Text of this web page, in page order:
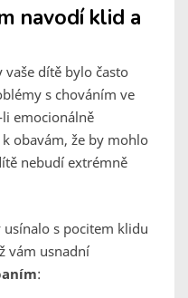
navodí klid a
vaše dítě bylo často
s chováním ve
emocionálně
obavám, že by mohlo
nebudí extrémně
s pocitem klidu
vám usnadní
: